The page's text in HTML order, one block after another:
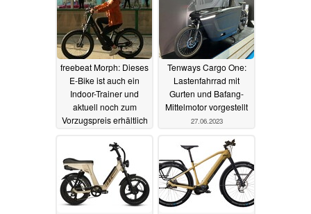
freebeat Morph: Dieses
E-Bike ist auch ein
Indoor-Trainer und
aktuell noch zum
Vorzugspreis erhältlich
Tenways Cargo One:
Lastenfahrrad mit
Gurten und Bafang-
Mittelmotor vorgestellt
27.06.2023